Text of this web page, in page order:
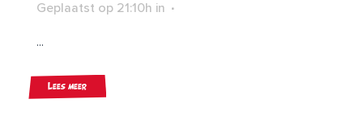
Geplaatst op 21:10h in
...
Lees meer